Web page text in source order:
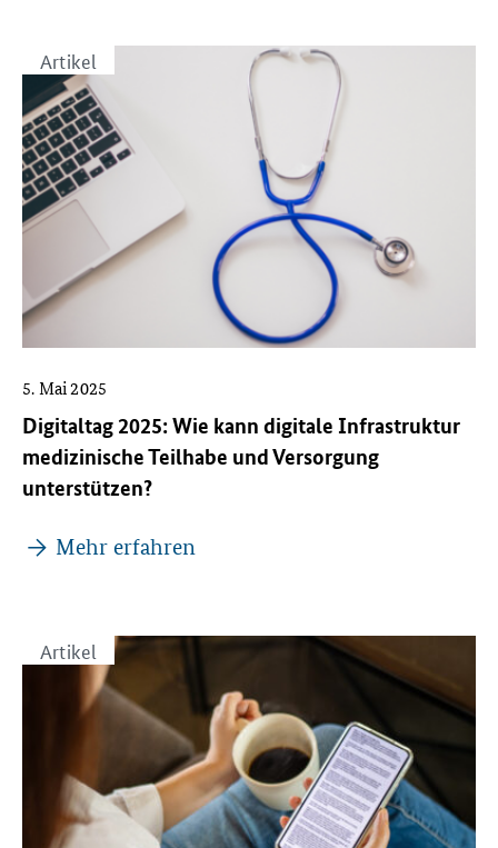
Artikel
Digitaltag 2025: Wie kann digitale Infrastruktur
medizinische Teilhabe und Versorgung
unterstützen?
5. Mai 2025
Mehr erfahren
Artikel